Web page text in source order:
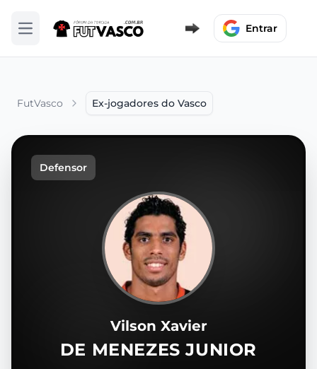
Abrir menu Entrar
FutVasco Ex-jogadores do Vasco
Defensor
Vilson Xavier
DE MENEZES JUNIOR